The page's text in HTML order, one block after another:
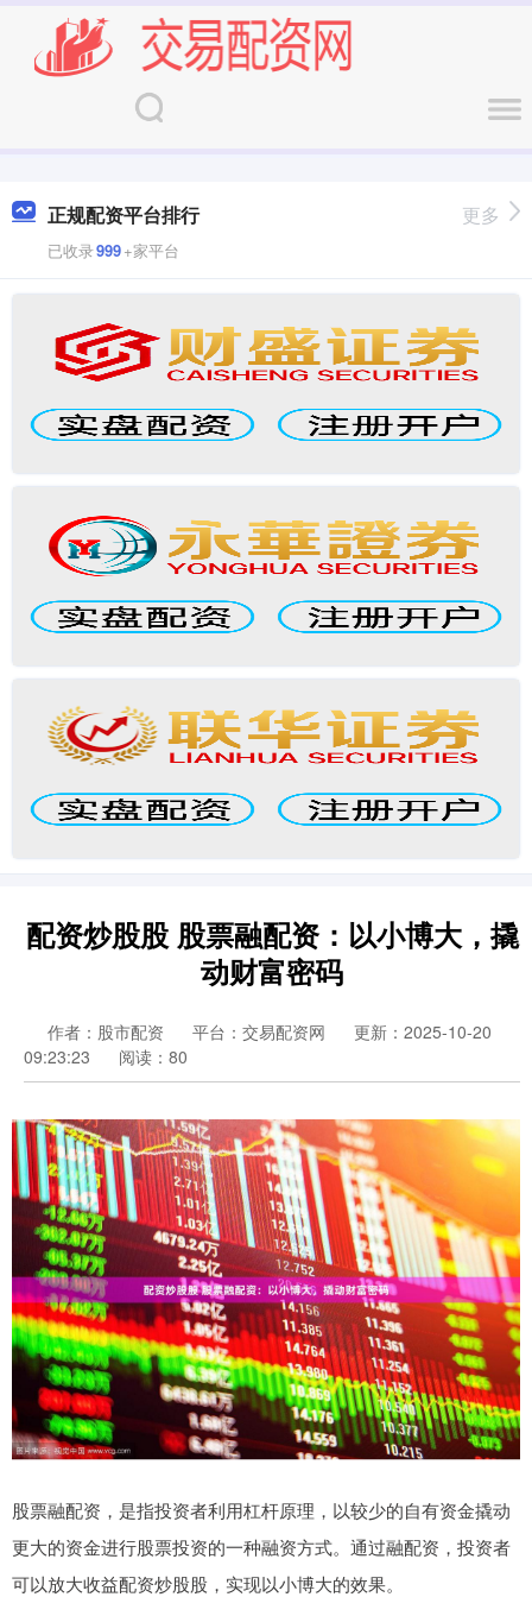
正规配资平台排行
已收录999+家平台
更多
配资炒股股 股票融配资：以小博大，撬
动财富密码
作者：股市配资 平台：交易配资网
更新：2025-10-20
09:23:23
阅读：80
股票融配资，是指投资者利用杠杆原理，以较少的自有资金撬动
更大的资金进行股票投资的一种融资方式。通过融配资，投资者
可以放大收益配资炒股股，实现以小博大的效果。